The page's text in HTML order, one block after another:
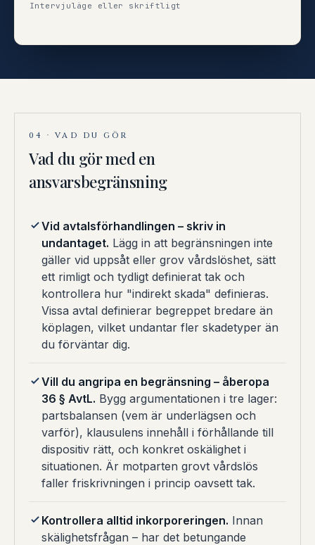
Intervjuläge eller skriftligt
04 · VAD DU GÖR
Vad du gör med en
ansvarsbegränsning
Vid avtalsförhandlingen – skriv in
undantaget. Lägg in att begränsningen inte
gäller vid uppsåt eller grov vårdslöshet, sätt
ett rimligt och tydligt definierat tak och
kontrollera hur "indirekt skada" definieras.
Vissa avtal definierar begreppet bredare än
köplagen, vilket undantar fler skadetyper än
du förväntar dig.
Vill du angripa en begränsning – åberopa
36 § AvtL. Bygg argumentationen i tre lager:
partsbalansen (vem är underlägsen och
varför), klausulens innehåll i förhållande till
dispositiv rätt, och konkret oskälighet i
situationen. Är motparten grovt vårdslös
faller friskrivningen i princip oavsett tak.
Kontrollera alltid inkorporeringen. Innan
skälighetsfrågan – har det betungande